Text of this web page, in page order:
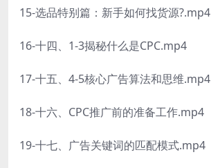
15-选品特别篇：新手如何找货源?.mp4
16-十四、1-3揭秘什么是CPC.mp4
17-十五、4-5核心广告算法和思维.mp4
18-十六、CPC推广前的准备工作.mp4
19-十七、广告关键词的匹配模式.mp4